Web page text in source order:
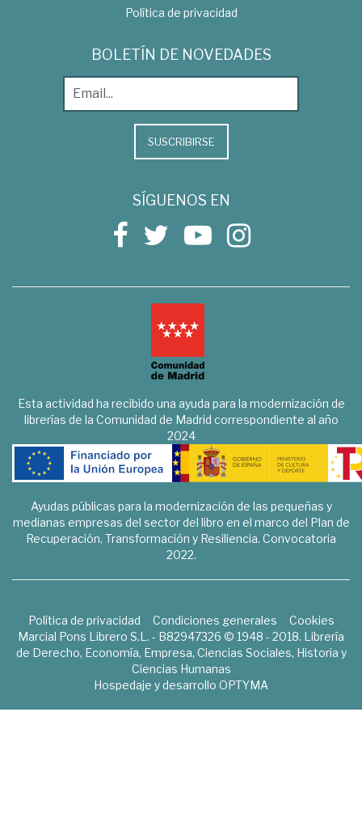
Política de privacidad
BOLETÍN DE NOVEDADES
SUSCRIBIRSE
SÍGUENOS EN
Esta actividad ha recibido una ayuda para la modernización de
librerías de la Comunidad de Madrid correspondiente al año
2024
Ayudas públicas para la modernización de las pequeñas y
medianas empresas del sector del libro en el marco del Plan de
Recuperación, Transformación y Resiliencia. Convocatoria
2022.
Política de privacidad Condiciones generales
Cookies
Marcial Pons Librero S.L. - B82947326 © 1948 - 2018. Librería
de Derecho, Economía, Empresa, Ciencias Sociales, Historia y
Ciencias Humanas
Hospedaje y desarrollo OPTYMA